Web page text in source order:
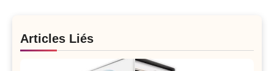
Articles Liés